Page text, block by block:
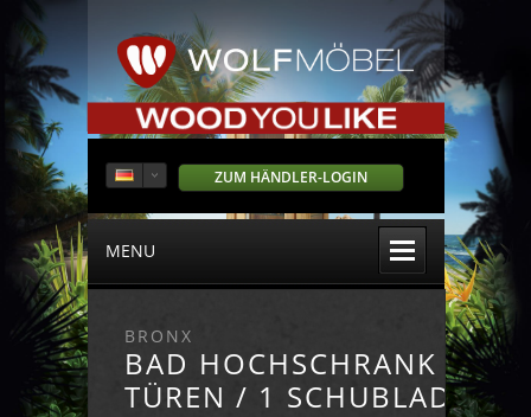
ZUM HÄNDLER-LOGIN
MENU
BRONX
BAD HOCHSCHRANK 2
TÜREN / 1 SCHUBLADE